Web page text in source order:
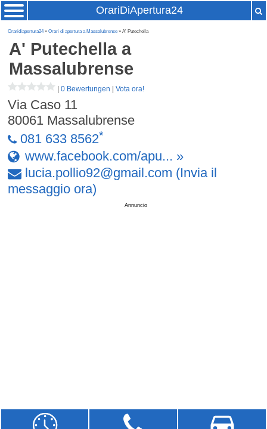
OrariDiApertura24
Oraridiapertura24»Orari di apertura a Massalubrense » A' Putechella
A' Putechellaa
Massalubrense
|0 Bewertungen |Vota ora!
Via Caso 11
80061 Massalubrense
081 633 8562*
www.facebook.com/apu... »
lucia.pollio92@gmail .com (Invia il
messaggio ora)
Annuncio